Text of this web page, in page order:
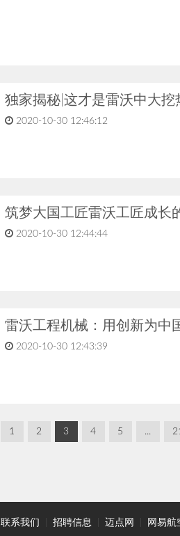
独家揭秘|这才是雷沃中大挖
2020-10-30 12:46:12
筑梦大国工匠雷沃工匠成长
2020-10-30 12:44:44
雷沃工程机械：用创新为中
2020-10-30 12:43:39
1 2 3 4 5 ...
联系我们 招聘信息 迈点网 网易航